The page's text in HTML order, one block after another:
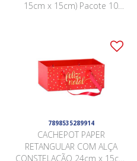
15cm x 15cm) Pacote 10
7898535289914
CACHEPOT PAPER
RETANGULAR COM ALÇA
CONSTELAÇÃO 24cm x 15cm